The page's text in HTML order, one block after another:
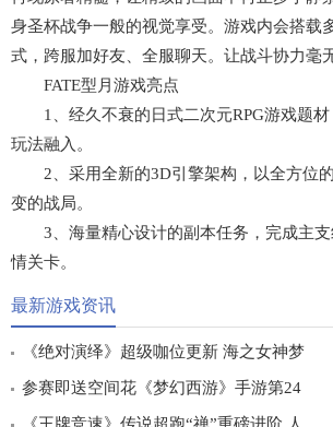
身圣杯战争一般的视觉享受。游戏内会搭载
式，跨服加好友、全服聊天。让战斗协力毫
FATE型月游戏亮点
1、经久不衰的日式二次元RPG游戏题材
玩法融入。
2、采用全新的3D引擎架构，以全方位
变的战局。
3、海量精心设计的副本任务，完成主支
情关卡。
最新游戏资讯
《绝对演绎》超级咖位更新 海之女神梦
幻时装免费拿！
参赛即送空间花《梦幻西游》手游第24